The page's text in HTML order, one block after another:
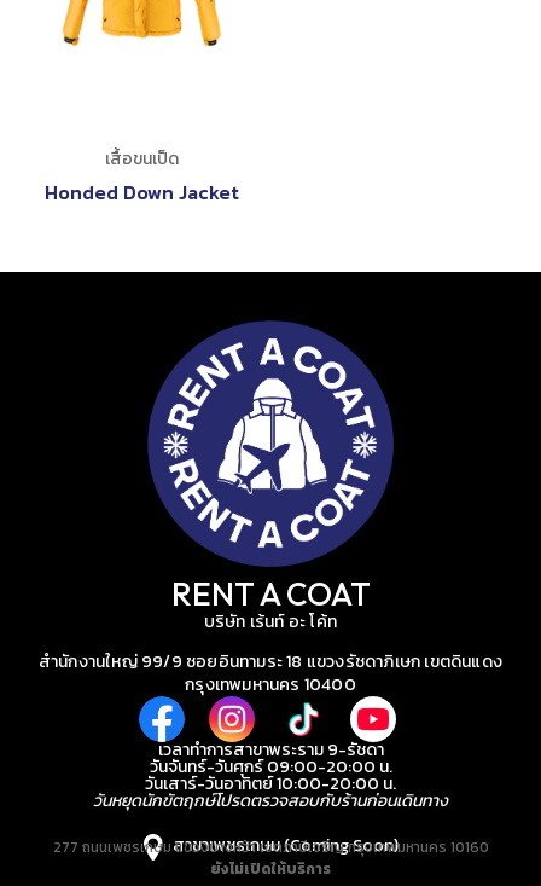
เสื้อขนเป็ด
Honded Down Jacket
RENT A COAT
บริษัท เร้นท์ อะ โค้ท
สำนักงานใหญ่ 99/9 ซอยอินทามระ 18 แขวงรัชดาภิเษก เขตดินแดง
กรุงเทพมหานคร 10400
เวลาทำการสาขาพระราม 9-รัชดา
วันจันทร์-วันศุกร์ 09:00-20:00 น.
วันเสาร์-วันอาทิตย์ 10:00-20:00 น.
วันหยุดนักขัตฤกษ์โปรดตรวจสอบกับร้านก่อนเดินทาง
สาขาเพชรเกษม (Coming Soon)
277 ถนนเพชรเกษม แขวงบางหว้า เขตภาษีเจริญ กรุงเทพมหานคร 10160
ยังไม่เปิดให้บริการ